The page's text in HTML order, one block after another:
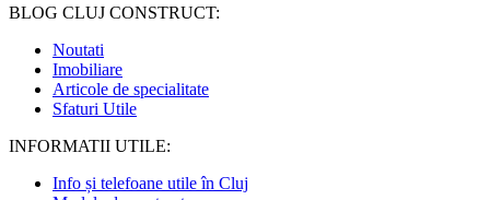
BLOG CLUJ CONSTRUCT:
Noutati
Imobiliare
Articole de specialitate
Sfaturi Utile
INFORMATII UTILE:
Info și telefoane utile în Cluj